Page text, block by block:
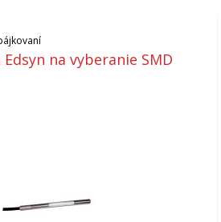
na vyberanie SMD